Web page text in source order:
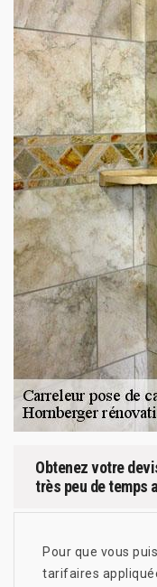
Obtenez votre
très peu de temps
Pour que vous
tarifaires